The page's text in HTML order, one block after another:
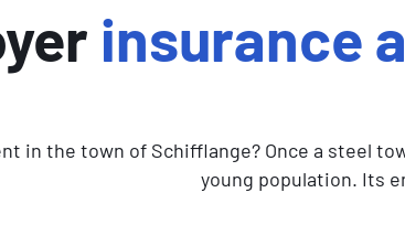
insurance
in the town of Schifflange? Once a steel
young population. Its